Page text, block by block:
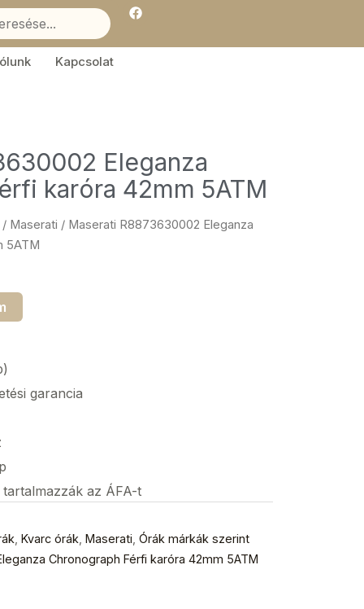
F
a
e
Kapcsolat
Eleganza
karóra 42mm 5ATM
/ Maserati / Maserati R8873630002 Eleganza
5ATM
garancia
az ÁFA-t
Kvarc órák Maserati Órák márkák szerint
Chronograph Férfi karóra 42mm 5ATM